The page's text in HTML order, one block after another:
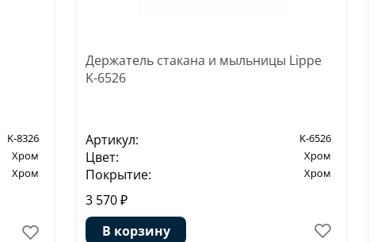
K-8326
Хром
Хром
Держатель стакана и мыльницы Lippe
K-6526
Артикул: K-6526
Цвет: Хром
Покрытие: Хром
3 570 ₽
В корзину